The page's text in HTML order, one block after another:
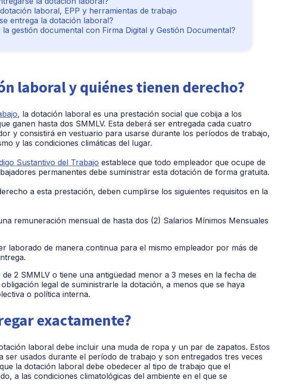
laboral, EPP y herramientas de trabajo
entrega la dotación laboral?
la gestión documental con Firma Digital y Gestión Documental?
laboral y quiénes tienen derecho?
, la dotación laboral es una prestación social que cobija a los
ganen hasta dos SMMLV. Esta deberá ser entregada cada cuatro
y consistirá en vestuario para usarse durante los períodos de trabajo,
y las condiciones climáticas del lugar.
Sustantivo del Trabajo establece que todo empleador que ocupe de
permanentes debe suministrar esta dotación de forma gratuita.
a esta prestación, deben cumplirse los siguientes requisitos en la
remuneración mensual de hasta dos (2) Salarios Mínimos Mensuales
laborado de manera continua para el mismo empleador por más de
2 SMMLV o tiene una antigüedad menor a 3 meses en la fecha de
legal de suministrarle la dotación, a menos que se haya
o política interna.
exactamente?
laboral debe incluir una muda de ropa y un par de zapatos. Estos
ser usados durante el período de trabajo y son entregados tres veces
la dotación laboral debe obedecer al tipo de trabajo que el
a las condiciones climatológicas del ambiente en el que se